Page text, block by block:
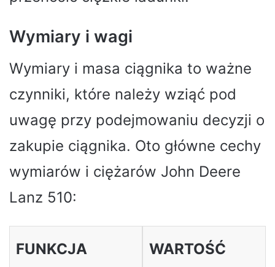
Wymiary i wagi
Wymiary i masa ciągnika to ważne
czynniki, które należy wziąć pod
uwagę przy podejmowaniu decyzji o
zakupie ciągnika. Oto główne cechy
wymiarów i ciężarów John Deere
Lanz 510:
FUNKCJA WARTOŚĆ